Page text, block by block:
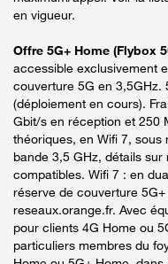
en vigueur.
Offre 5G+ Home (Flybox
accessible exclusivement
couverture 5G en 3,5GHz.
(déploiement en cours).
Gbit/s en réception et 250
théoriques, en Wifi 7,
bande 3,5 GHz, détails
compatibles. Wifi 7 : en
réserve de couverture
reseaux.orange.fr. Avec
pour clients 4G Home ou
particuliers membres du